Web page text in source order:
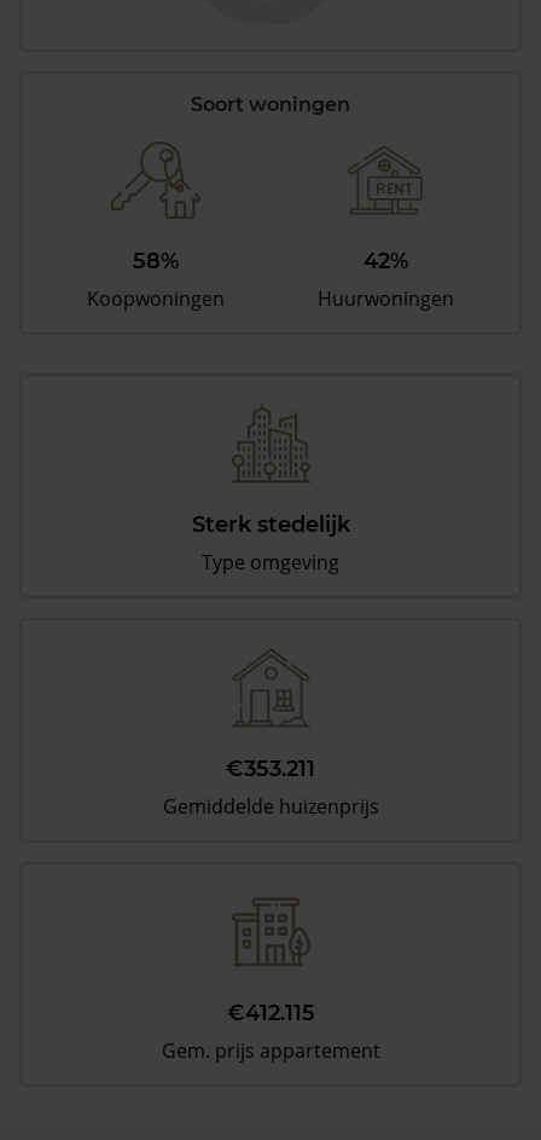
Soort woningen
58%
Koopwoningen
42%
Huurwoningen
Sterk stedelijk
Type omgeving
€353.211
Gemiddelde huizenprijs
€412.115
Gem. prijs appartement